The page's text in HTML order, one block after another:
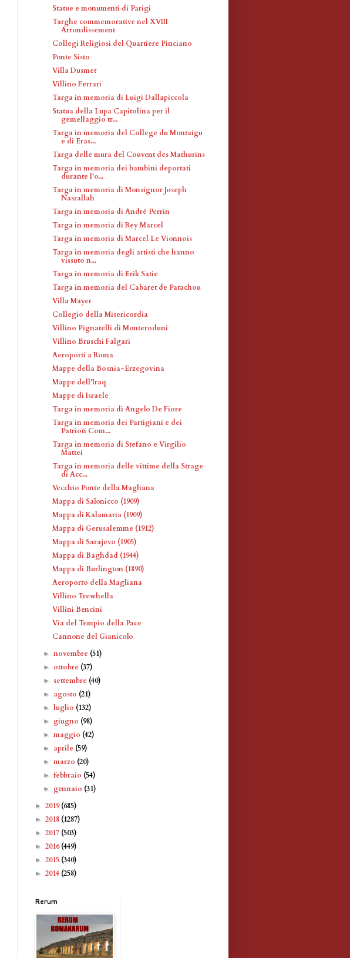
Statue e monumenti di Parigi
Targhe commemorative nel XVIII
Arrondissement
Collegi Religiosi del Quartiere Pinciano
Ponte Sisto
Villa Dusmet
Villino Ferrari
Targa in memoria di Luigi Dallapiccola
Statua della Lupa Capitolina per il
gemellaggio tr...
Targa in memoria del College du Montaigu
e di Eras...
Targa delle mura del Couvent des Mathurins
Targa in memoria dei bambini deportati
durante l'o...
Targa in memoria di Monsignor Joseph
Nasrallah
Targa in memoria di André Perrin
Targa in memoria di Rey Marcel
Targa in memoria di Marcel Le Vionnois
Targa in memoria degli artisti che hanno
vissuto n...
Targa in memoria di Erik Satie
Targa in memoria del Cabaret de Patachou
Villa Mayer
Collegio della Misericordia
Villino Pignatelli di Monteroduni
Villino Bruschi Falgari
Aeroporti a Roma
Mappe della Bosnia-Erzegovina
Mappe dell'Iraq
Mappe di Israele
Targa in memoria di Angelo De Fiore
Targa in memoria dei Partigiani e dei
Patrioti Com...
Targa in memoria di Stefano e Virgilio
Mattei
Targa in memoria delle vittime della Strage
di Acc...
Vecchio Ponte della Magliana
Mappa di Salonicco (1909)
Mappa di Kalamaria (1909)
Mappa di Gerusalemme (1912)
Mappa di Sarajevo (1905)
Mappa di Baghdad (1944)
Mappa di Burlington (1890)
Aeroporto della Magliana
Villino Trewhella
Villini Bencini
Via del Tempio della Pace
Cannone del Gianicolo
►novembre (51)
► ottobre (37)
► settembre (40)
► agosto (21)
►luglio (132)
► giugno (98)
►maggio (42)
► aprile (59)
►marzo (20)
►febbraio (54)
► gennaio (31)
► 2019(685)
► 2018 (1287)
► 2017 (503)
► 2016(449)
► 2015 (340)
► 2014 (258)
Rerum